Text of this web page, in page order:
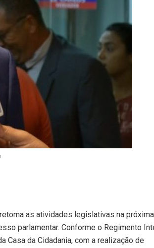
as atividades legislativas na próxima
parlamentar. Conforme o Regimento
Casa da Cidadania, com a realização de